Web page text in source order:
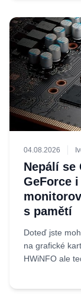
04.08.2026
Nepálí se
GeForce
s pamětí
Doteď jste
na grafické
HWiNFO ale